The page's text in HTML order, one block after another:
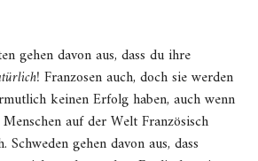
gehen davon aus, dass du ihre
Franzosen auch, doch sie werden
keinen Erfolg haben, auch wenn
auf der Welt Französisch
Schweden gehen davon aus, dass